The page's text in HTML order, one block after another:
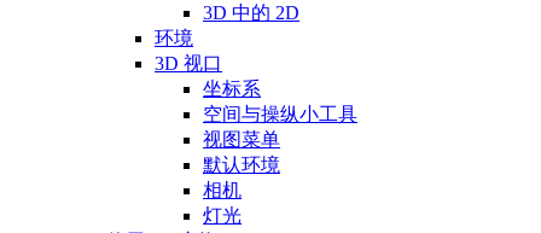
3D 中的 2D
环境
3D 视口
坐标系
空间与操纵小工具
视图菜单
默认环境
相机
灯光